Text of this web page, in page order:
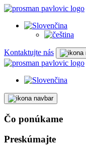
Kontaktujte nás
Čo ponúkame
Preskúmajte